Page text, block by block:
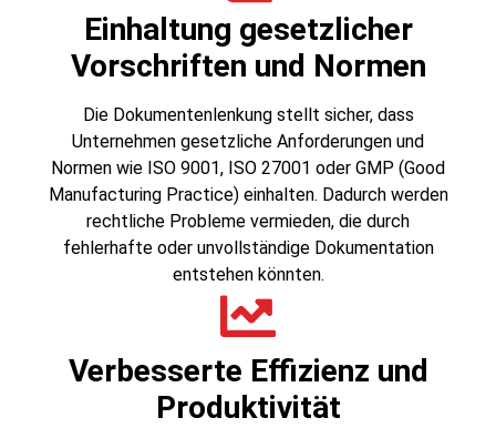
Einhaltung gesetzlicher
Vorschriften und Normen
Die Dokumentenlenkung stellt sicher, dass
Unternehmen gesetzliche Anforderungen und
Normen wie ISO 9001, ISO 27001 oder GMP (Good
Manufacturing Practice) einhalten. Dadurch werden
rechtliche Probleme vermieden, die durch
fehlerhafte oder unvollständige Dokumentation
entstehen könnten.
Verbesserte Effizienz und
Produktivität